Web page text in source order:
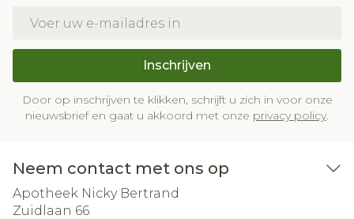
Inschrijven
Door op inschrijven te klikken, schrijft u zich in voor onze
nieuwsbrief en gaat u akkoord met onze privacy policy.
Neem contact met ons op
Apotheek Nicky Bertrand
Zuidlaan 66